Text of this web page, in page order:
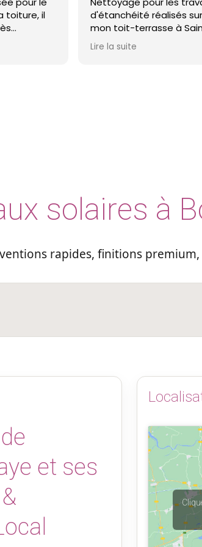
réalisés sur
à Saint-
réactive,
et agréable.
!
Monsieur Boulain
honnêteté
Lire la suite
solaires à
rapides, finitions
et ses